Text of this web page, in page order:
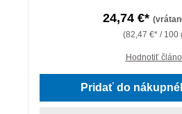
24,74 €*
(82,47 €* / 100
Hodnotiť
Pridať do